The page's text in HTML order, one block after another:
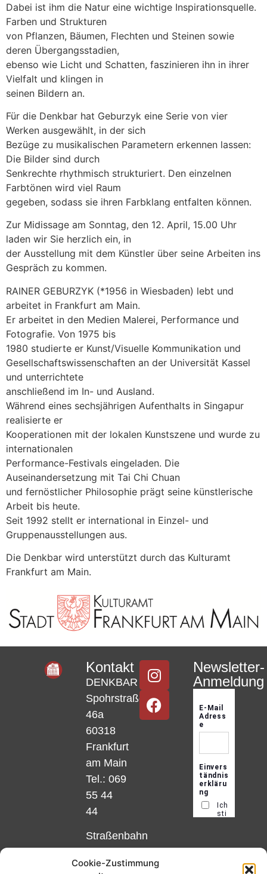
Cookie-Zustimmung
Dabei ist ihm die Natur eine wichtige Inspirationsquelle.
Farben und Strukturen
von Pflanzen, Bäumen, Flechten und Steinen sowie
deren Übergangsstadien,
ebenso wie Licht und Schatten, faszinieren ihn in ihrer
Vielfalt und klingen in
seinen Bildern an.
Für die Denkbar hat Geburzyk eine Serie von vier
Werken ausgewählt, in der sich
Bezüge zu musikalischen Parametern erkennen lassen:
Die Bilder sind durch
Senkrechte rhythmisch strukturiert. Den einzelnen
Farbtönen wird viel Raum
gegeben, sodass sie ihren Farbklang entfalten können.
Zur Midissage am Sonntag, den 12. April, 15.00 Uhr
laden wir Sie herzlich ein, in
der Ausstellung mit dem Künstler über seine Arbeiten ins
Gespräch zu kommen.
RAINER GEBURZYK (*1956 in Wiesbaden) lebt und
arbeitet in Frankfurt am Main.
Er arbeitet in den Medien Malerei, Performance und
Fotografie. Von 1975 bis
1980 studierte er Kunst/Visuelle Kommunikation und
Gesellschaftswissenschaften an der Universität Kassel
und unterrichtete
anschließend im In- und Ausland.
Während eines sechsjährigen Aufenthalts in Singapur
realisierte er
Kooperationen mit der lokalen Kunstszene und wurde zu
internationalen
Performance-Festivals eingeladen. Die
Auseinandersetzung mit Tai Chi Chuan
und fernöstlicher Philosophie prägt seine künstlerische
Arbeit bis heute.
Seit 1992 stellt er international in Einzel- und
Gruppenausstellungen aus.
Die Denkbar wird unterstützt durch das Kulturamt
Frankfurt am Main.
Kontakt
DENKBAR
Spohrstraße
46a
60318
Frankfurt
am Main
Tel.: 069
55 44
44
Straßenbahn
und 12,
Newsletter-
Anmeldung